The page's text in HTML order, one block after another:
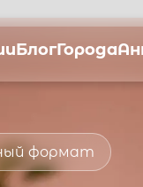
БлогГорода
формат